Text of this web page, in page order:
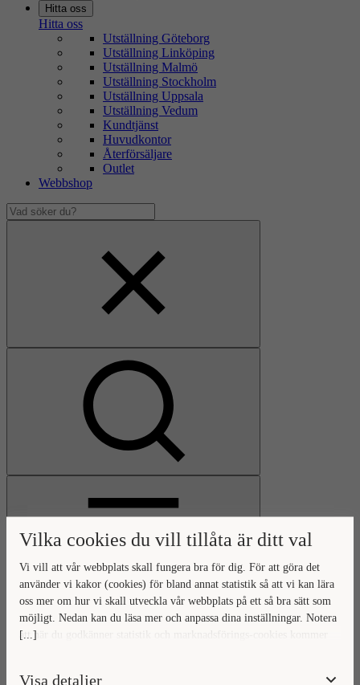
Vilka cookies du vill tillåta är ditt val
[...]
Vi vill att vår webbplats skall fungera bra för dig. För att göra det
använder vi kakor (cookies) för bland annat statistik så att vi kan lära
oss mer om hur vi skall utveckla vår webbplats på ett så bra sätt som
möjligt. Nedan kan du läsa mer och anpassa dina inställningar. Notera
att när du godkänner statistik och marknadsförings-cookies kommer
Visa detaljer
Hitta oss
Hitta oss
Utställning Göteborg
Utställning Linköping
Utställning Malmö
Utställning Stockholm
Utställning Uppsala
Utställning Vedum
Kundtjänst
Huvudkontor
Återförsäljare
Outlet
Webbshop
Vad
söker
Öppna
huvudmeny
GåStäng
huvudmeny